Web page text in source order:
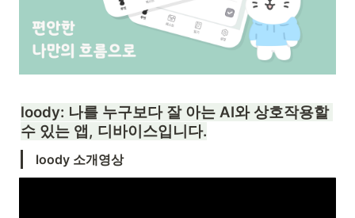
loody: 나를 누구보다 잘 아는 AI와 상호작용할
수 있는 앱, 디바이스입니다.
loody 소개영상